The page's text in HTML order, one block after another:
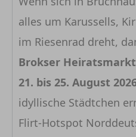
alles um Karussells,
im Riesenrad dreht,
Brokser
21. bis 25. August
idyllische Städtchen
Flirt-Hotspot